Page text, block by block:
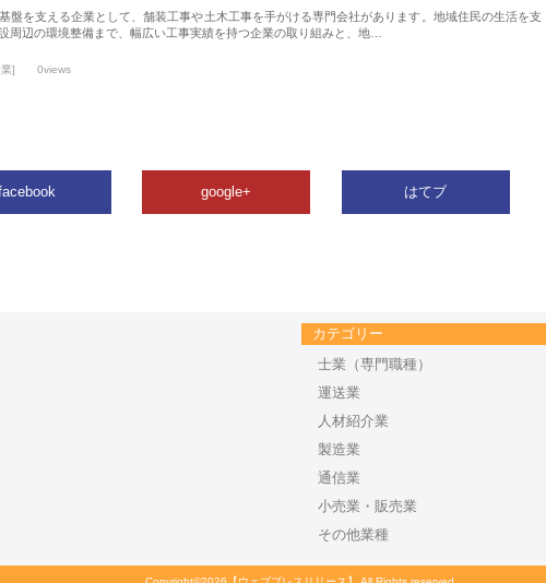
盤を支える企業として、舗装工事や土木工事を手がける専門会社があります。地域住民の生活を支
周辺の環境整備まで、幅広い工事実績を持つ企業の取り組みと、地…
] 0views
google+ はてブ
カテゴリー
士業（専門職種）
運送業
人材紹介業
製造業
通信業
小売業・販売業
その他業種